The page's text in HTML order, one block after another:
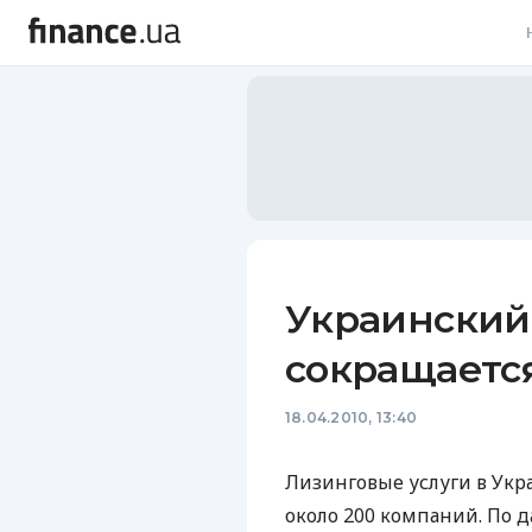
18.04.2010, 13:40
Лизинговые услуги в
около 200 компаний. По